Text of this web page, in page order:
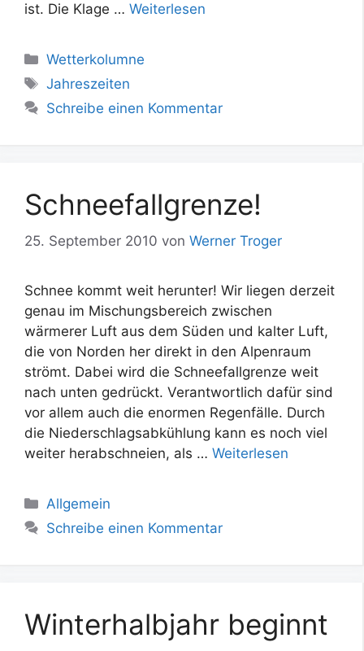
ist. Die Klage … Weiterlesen
Kategorien
Wetterkolumne
Schlagwörter
Jahreszeiten
Schreibe einen Kommentar
Schneefallgrenze!
25. September 2010 von Werner Troger
Schnee kommt weit herunter! Wir liegen derzeit
genau im Mischungsbereich zwischen
wärmerer Luft aus dem Süden und kalter Luft,
die von Norden her direkt in den Alpenraum
strömt. Dabei wird die Schneefallgrenze weit
nach unten gedrückt. Verantwortlich dafür sind
vor allem auch die enormen Regenfälle. Durch
die Niederschlagsabkühlung kann es noch viel
weiter herabschneien, als … Weiterlesen
Kategorien
Allgemein
Schreibe einen Kommentar
Winterhalbjahr beginnt